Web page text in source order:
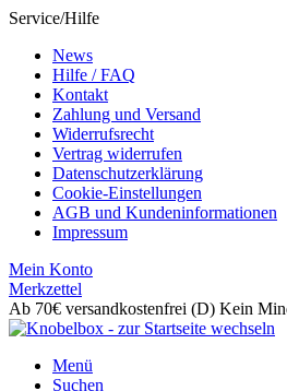
Service/Hilfe
News
Hilfe / FAQ
Kontakt
Zahlung und Versand
Widerrufsrecht
Vertrag widerrufen
Datenschutzerklärung
Cookie-Einstellungen
AGB und Kundeninformationen
Impressum
Mein Konto
Merkzettel
Ab 70€ versandkostenfrei (D) Kein
Menü
Suchen